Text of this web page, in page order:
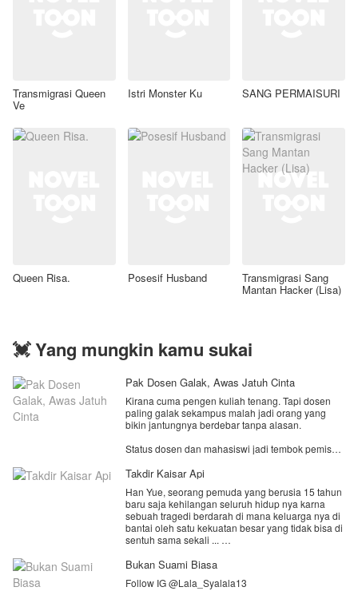
Transmigrasi Queen
Ve
Istri Monster Ku SANG PERMAISURI
Queen Risa. Posesif Husband Transmigrasi Sang
Mantan Hacker (Lisa)
💓 Yang mungkin kamu sukai
Pak Dosen Galak, Awas Jatuh Cinta
Kirana cuma pengen kuliah tenang. Tapi dosen
paling galak sekampus malah jadi orang yang
bikin jantungnya berdebar tanpa alasan.
Status dosen dan mahasiswi jadi tembok pemisah.
menghancurkan semuanya.
Satu pertanyaan tersisa: berani nggak, Kirana,
jatuh cinta pada orang yang paling dilarang buat
dicintai?
Takdir Kaisar Api
Han Yue, seorang pemuda yang berusia 15 tahun
baru saja kehilangan seluruh hidup nya karna
sebuah tragedi berdarah di mana keluarga nya di
bantai oleh satu kekuatan besar yang tidak bisa di
sentuh sama sekali ...
Semua itu hanya karena tuan muda dari kekuatan
membuat tragedi itu terjadi, namun Han Yue
Bukan Suami Biasa
Follow IG @Lala_Syalala13